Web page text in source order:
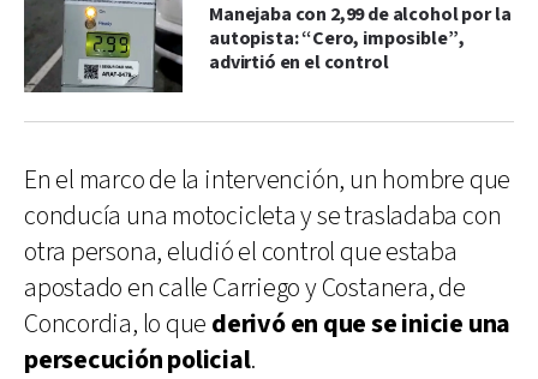
Manejaba con 2,99 de alcohol por la
autopista: “Cero, imposible”,
advirtió en el control
En el marco de la intervención, un hombre que
conducía una motocicleta y se trasladaba con
otra persona, eludió el control que estaba
apostado en calle Carriego y Costanera, de
Concordia, lo que derivó en que se inicie una
persecución policial.